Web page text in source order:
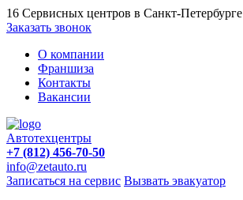
16 Сервисных центров в Санкт-Петербурге
Заказать звонок
О компании
Франшиза
Контакты
Вакансии
Автотехцентры
+7 (812) 456-70-50
info@zetauto.ru
Записаться на сервис Вызвать эвакуатор